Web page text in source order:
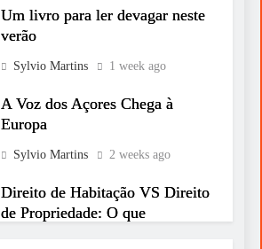
Um livro para ler devagar neste
verão
Sylvio Martins 1 week ago
A Voz dos Açores Chega à
Europa
Sylvio Martins 2 weeks ago
Direito de Habitação VS Direito
de Propriedade: O que